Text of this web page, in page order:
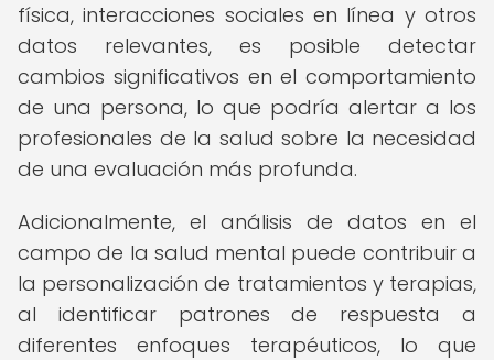
física, interacciones sociales en línea y otros
datos relevantes, es posible detectar
cambios significativos en el comportamiento
de una persona, lo que podría alertar a los
profesionales de la salud sobre la necesidad
de una evaluación más profunda.
Adicionalmente, el análisis de datos en el
campo de la salud mental puede contribuir a
la personalización de tratamientos y terapias,
al identificar patrones de respuesta a
diferentes enfoques terapéuticos, lo que